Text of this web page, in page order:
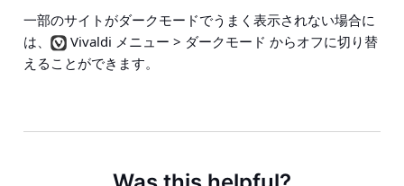
一部のサイトがダークモードでうまく表示されない場合に
は、
Vivaldi メニュー > ダークモード からオフに切り替
えることができます。